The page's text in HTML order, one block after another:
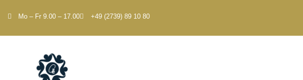
Mo – Fr 9.00 – 17.00 +49 (2739) 89 10 80